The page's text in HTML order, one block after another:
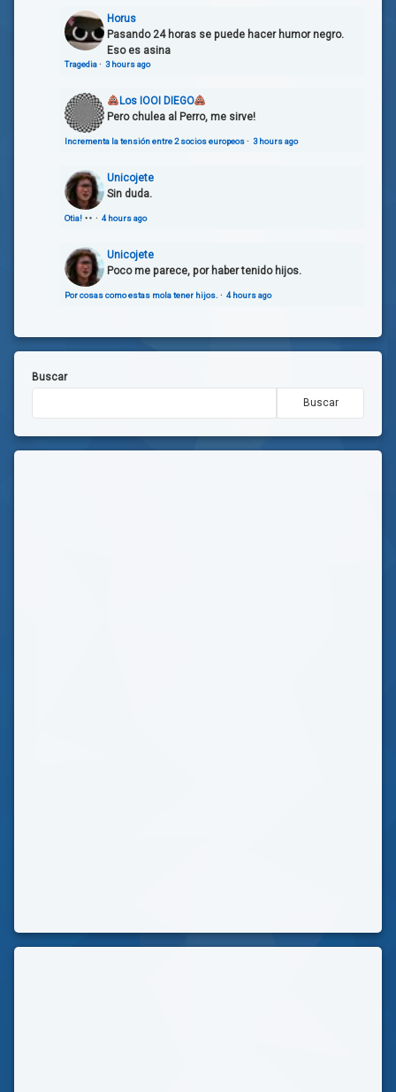
Horus
Pasando 24 horas se puede hacer humor negro.
Eso es asina
Tragedia· 3 hours ago
Los IOOI DIEGO
Pero chulea al Perro, me sirve!
Incrementa la tensión entre 2 socios europeos· 3 hours ago
Unicojete
Sin duda.
Otia! · 4 hours ago
Unicojete
Poco me parece, por haber tenido hijos.
Por cosas como estas mola tener hijos. · 4 hours ago
Buscar
Buscar